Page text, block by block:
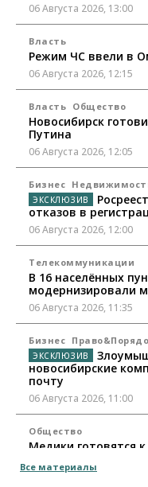
06 Августа 2026, 13:00
Власть
Режим ЧС ввели в
06 Августа 2026, 12:15
Власть Общество
Новосибирск
Путина
06 Августа 2026, 12:05
Бизнес
отказов в
06 Августа 2026, 12:00
Телекоммуникации
В 16 населённых
модернизировали
06 Августа 2026, 11:35
Бизнес
новосибирские
почту
06 Августа 2026, 11:00
Общество
Медики готовятся
06 Августа 2026, 10:00
Все материалы